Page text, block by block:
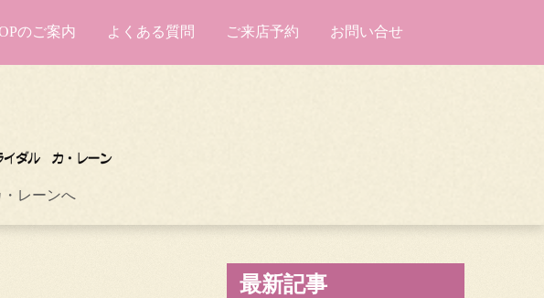
のご案内 よくある質問 ご来店予約 お問い合せ
レーンへ
最新記事